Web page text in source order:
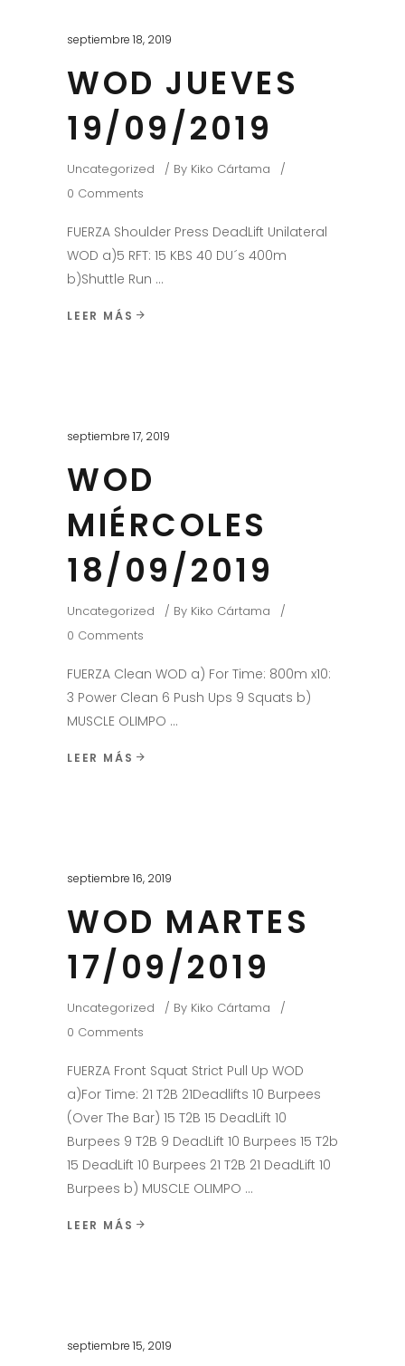
septiembre 18, 2019
WOD JUEVES
19/09/2019
Uncategorized By Kiko Cártama
0 Comments
FUERZA Shoulder Press DeadLift Unilateral
WOD a)5 RFT: 15 KBS 40 DU´s 400m
b)Shuttle Run
LEER MÁS
septiembre 17, 2019
WOD
MIÉRCOLES
18/09/2019
Uncategorized By Kiko Cártama
0 Comments
FUERZA Clean WOD a) For Time: 800m x10:
3 Power Clean 6 Push Ups 9 Squats b)
MUSCLE OLIMPO
LEER MÁS
septiembre 16, 2019
WOD MARTES
17/09/2019
Uncategorized By Kiko Cártama
0 Comments
FUERZA Front Squat Strict Pull Up WOD
a)For Time: 21 T2B 21Deadlifts 10 Burpees
(Over The Bar) 15 T2B 15 DeadLift 10
Burpees 9 T2B 9 DeadLift 10 Burpees 15 T2b
15 DeadLift 10 Burpees 21 T2B 21 DeadLift 10
Burpees b) MUSCLE OLIMPO
LEER MÁS
septiembre 15, 2019